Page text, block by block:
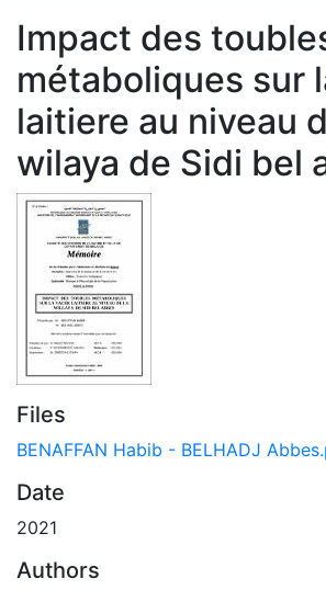
Impact des
métaboliques sur
laitiere au niveau
wilaya de Sidi bel
Files
BENAFFAN Habib - BELHADJ
Date
2021
Authors